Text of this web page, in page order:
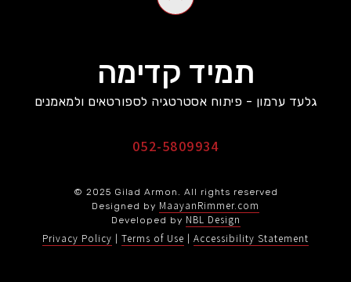
תמיד קדימה
גלעד ערמון - פיתוח אסטרטגיה לספורטאים ולמאמנים
052-5809934
© 2025 Gilad Armon. All rights reserved
Designed by MaayanRimmer.com
Developed by NBL Design
Privacy Policy
Terms of Use Accessibility Statement